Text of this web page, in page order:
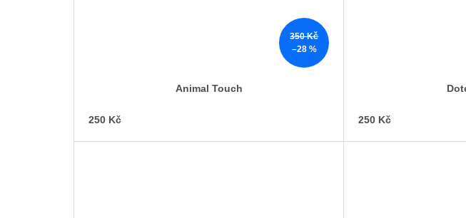
350 Kč
–28 %
Animal Touch
250 Kč 250 Kč